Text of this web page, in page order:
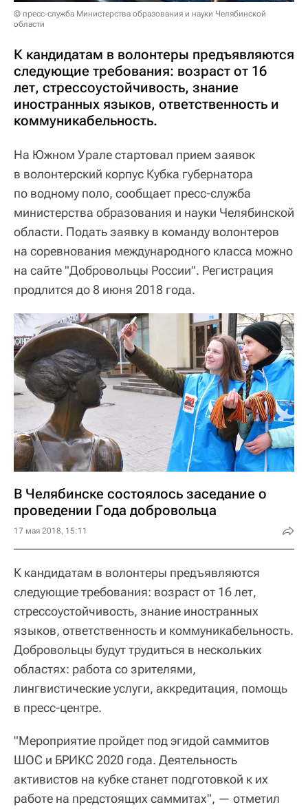
© пресс-служба Министерства образования и науки Челябинской
области
К кандидатам в волонтеры предъявляются
следующие требования: возраст от 16
лет, стрессоустойчивость, знание
иностранных языков, ответственность и
коммуникабельность.
На Южном Урале стартовал прием заявок
в волонтерский корпус Кубка губернатора
по водному поло, сообщает пресс-служба
министерства образования и науки Челябинской
области. Подать заявку в команду волонтеров
на соревнования международного класса можно
на сайте "Добровольцы России". Регистрация
продлится до 8 июня 2018 года.
В Челябинске состоялось заседание о
проведении Года добровольца
17 мая 2018, 15:11
К кандидатам в волонтеры предъявляются
следующие требования: возраст от 16 лет,
стрессоустойчивость, знание иностранных
языков, ответственность и коммуникабельность.
Добровольцы будут трудиться в нескольких
областях: работа со зрителями,
лингвистические услуги, аккредитация, помощь
в пресс-центре.
"Мероприятие пройдет под эгидой саммитов
ШОС и БРИКС 2020 года. Деятельность
активистов на кубке станет подготовкой к их
работе на предстоящих саммитах", — отметил